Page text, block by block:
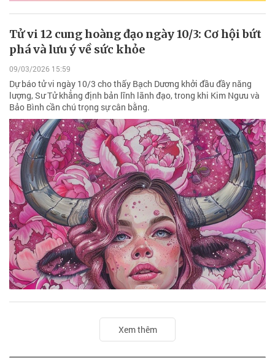
Tử vi 12 cung hoàng đạo ngày 10/3: Cơ hội bứt
phá và lưu ý về sức khỏe
09/03/2026 15:59
Dự báo tử vi ngày 10/3 cho thấy Bạch Dương khởi đầu đầy năng
lượng, Sư Tử khẳng định bản lĩnh lãnh đạo, trong khi Kim Ngưu và
Bảo Bình cần chú trọng sự cân bằng.
Xem thêm